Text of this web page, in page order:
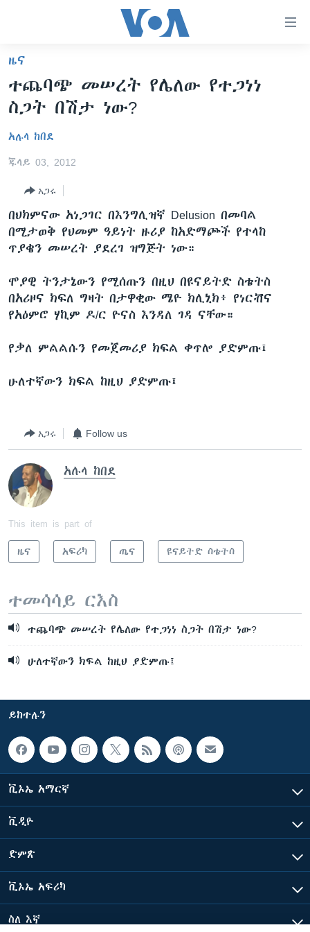
ማገናኛዎች
ዋናው
ይዘት
ወደ
ዋናው
ወደ
ዋናው
ይዘት
እለፍ
ኢትዮጵያ
መካከለኛው ምሥራቅ
ኑሮ በጤንነት
የፎቶ መድብሎች
ክምችት
ይከተሉን
ዜና
ተጨባጭ መሠረት የሌለው የተጋነነ
ስጋት በሽታ ነው?
አሉላ ከበደ
ጁላይ 03, 2012
አጋሩ
በህክምናው አነጋገር በእንግሊዝኛ Delusion በመባል
በሚታወቅ የህመም ዓይነት ዙሪያ ከአድማጮች የተላከ
ጥያቄን መሠረት ያደረገ ዝግጅት ነው።
ሞያዊ ትንታኔውን የሚሰጡን በዚህ በዩናይትድ ስቴትስ
በአሪዞና ክፍለ ግዛት በታዋቂው ሜዮ ክሊኒክ፥ የነርቭና
የአዕምሮ ሃኪም ዶ/ር ዮናስ እንዳለ ገዳ ናቸው።
የቃለ ምልልሱን የመጀመሪያ ክፍል ቀጥሎ ያድምጡ፤
ሁለተኛውን ክፍል ከዚህ ያድምጡ፤
አጋሩ Follow us
አሉላ ከበደ
This item is part of
ዜና አፍሪካ ጤና ዩናይትድ ስቴትስ
ተመሳሳይ ርእስ
ተጨባጭ መሠረት የሌለው የተጋነነ ስጋት በሽታ ነው?
ሁለተኛውን ክፍል ከዚህ ያድምጡ፤
ይከተሉን
ቪኦኤ አማርኛ
ቪዲዮ
ድምጽ
ቪኦኤ አፍሪካ
ስለ እኛ